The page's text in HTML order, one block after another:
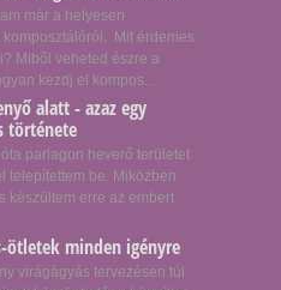
már a helyesen
komposztálóról. Mit érdemes
Miből veheted észre a
kezdj el kompos...
alatt - azaz egy
története
óta parlagon heverő területet
telepítettem be. Miközben
készültem erre az embert
ötletek minden igényre
virágágyás tervezésen túl